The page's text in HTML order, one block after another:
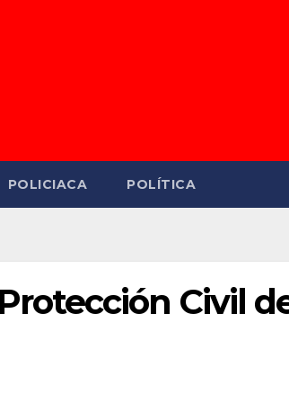
POLICIACA POLÍTICA
Civil